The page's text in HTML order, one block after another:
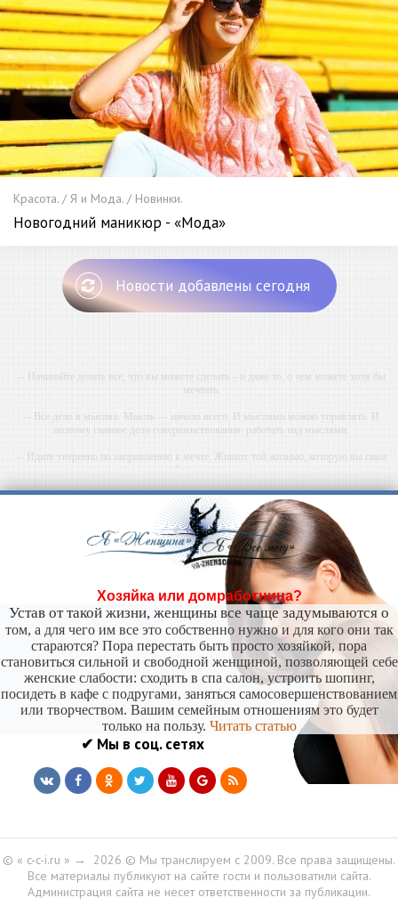
Красота. / Я и Мода. / Новинки.
Новогодний маникюр - «Мода»
Новости добавлены сегодня
-- Начинайте делать все, что вы можете сделать – и даже то, о чем можете хотя бы
мечтать.
-- Все дело в мыслях. Мысль — начало всего. И мыслями можно управлять. И
поэтому главное дело совершенствования: работать над мыслями.
-- Идите уверенно по направлению к мечте. Живите той жизнью, которую вы сами
себе придумали.
-- Самое большое богатство — это ум. Самая большая нищета — глупость. Из всех
страхов самый пугающий — самолюбование.
-- Лучшее, что можно сделать с хорошим советом, это пропустить его мимо ушей. Он
никогда не бывает полезен никому, кроме того, кто его дал.
-- Люблю давать советы и очень не люблю, когда их дают мне.
Хозяйка или домработница?
Устав от такой жизни, женщины все чаще задумываются о
том, а для чего им все это собственно нужно и для кого они так
стараются? Пора перестать быть просто хозяйкой, пора
становиться сильной и свободной женщиной, позволяющей себе
женские слабости: сходить в спа салон, устроить шопинг,
посидеть в кафе с подругами, заняться самосовершенствованием
или творчеством. Вашим семейным отношениям это будет
только на пользу. Читать статью
✔ Мы в соц. сетях
© « c-c-i.ru » → 2026 © Мы транслируем с 2009. Все права защищены.
Все материалы публикуют на сайте гости и пользоватили сайта.
Администрация сайта не несет ответственности за публикации.